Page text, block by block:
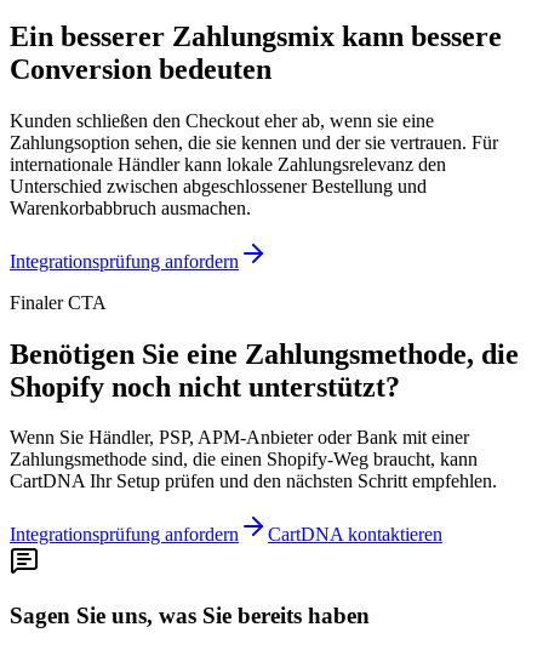
Ein besserer Zahlungsmix kann bessere
Conversion bedeuten
Kunden schließen den Checkout eher ab, wenn sie eine
Zahlungsoption sehen, die sie kennen und der sie vertrauen. Für
internationale Händler kann lokale Zahlungsrelevanz den
Unterschied zwischen abgeschlossener Bestellung und
Warenkorbabbruch ausmachen.
Integrationsprüfung anfordern
Finaler CTA
Benötigen Sie eine Zahlungsmethode, die
Shopify noch nicht unterstützt?
Wenn Sie Händler, PSP, APM-Anbieter oder Bank mit einer
Zahlungsmethode sind, die einen Shopify-Weg braucht, kann
CartDNA Ihr Setup prüfen und den nächsten Schritt empfehlen.
Integrationsprüfung anfordern CartDNA kontaktieren
Sagen Sie uns, was Sie bereits haben